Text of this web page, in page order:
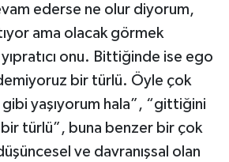
ederse ne olur diyorum,
ama olacak görmek
onu. Bittiğinde ise ego
bir türlü. Öyle çok
yaşıyorum hala”, “gittiğini
türlü”, buna benzer bir çok
ve davranışsal olan